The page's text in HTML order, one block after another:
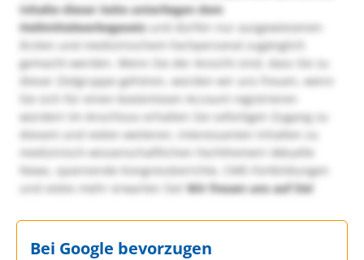
Inhalte dieser Seite unterliegen dem
Heilmittelwerbegesetzund dürfen nur ausgewiesenen
Ärzten und medizinischem Fachpersonal zugänglich
gemacht werden. Wenn Sie der Ansicht sind, dass Sie zu
dieser Zielgruppe gehören, würden wir uns freuen, wenn
Sie sich für einen kostenlosen Account registrieren
würden! Im Anschluss erhalten Sie sofortigen Zugang zu
diesem und vielen weiteren, interessanten Inhalten zu
medizinisch-wissenschaftlichen Fachthemen! Aktuelle
News, spannende Kongressberichte, CME-Fortbildungen
und vieles mehr erwarten Sie!Wir freuen uns auf Sie!
Bei Google bevorzugen